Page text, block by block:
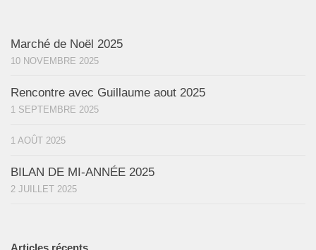
Marché de Noël 2025
10 NOVEMBRE 2025
Rencontre avec Guillaume aout 2025
1 SEPTEMBRE 2025
1 AOÛT 2025
BILAN DE MI-ANNÉE 2025
2 JUILLET 2025